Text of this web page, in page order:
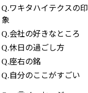
Q.ワキタハイテクスの印
象
Q.会社の好きなところ
Q.休日の過ごし方
Q.座右の銘
Q.自分のここがすごい